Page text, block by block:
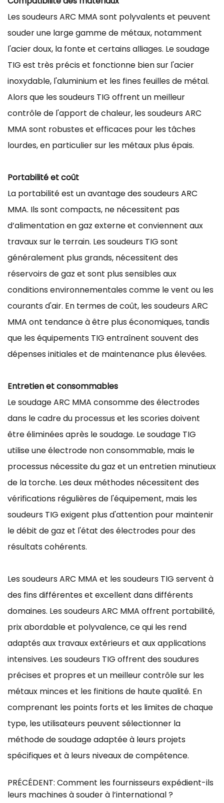
Les soudeurs ARC MMA sont polyvalents et peuvent
souder une large gamme de métaux, notamment
l'acier doux, la fonte et certains alliages. Le soudage
TIG est très précis et fonctionne bien sur l'acier
inoxydable, l'aluminium et les fines feuilles de métal.
Alors que les soudeurs TIG offrent un meilleur
contrôle de l'apport de chaleur, les soudeurs ARC
MMA sont robustes et efficaces pour les tâches
lourdes, en particulier sur les métaux plus épais.
Portabilité et coût
La portabilité est un avantage des soudeurs ARC
MMA. Ils sont compacts, ne nécessitent pas
d’alimentation en gaz externe et conviennent aux
travaux sur le terrain. Les soudeurs TIG sont
généralement plus grands, nécessitent des
réservoirs de gaz et sont plus sensibles aux
conditions environnementales comme le vent ou les
courants d'air. En termes de coût, les soudeurs ARC
MMA ont tendance à être plus économiques, tandis
que les équipements TIG entraînent souvent des
dépenses initiales et de maintenance plus élevées.
Entretien et consommables
Le soudage ARC MMA consomme des électrodes
dans le cadre du processus et les scories doivent
être éliminées après le soudage. Le soudage TIG
utilise une électrode non consommable, mais le
processus nécessite du gaz et un entretien minutieux
de la torche. Les deux méthodes nécessitent des
vérifications régulières de l'équipement, mais les
soudeurs TIG exigent plus d'attention pour maintenir
le débit de gaz et l'état des électrodes pour des
résultats cohérents.
Les soudeurs ARC MMA et les soudeurs TIG servent à
des fins différentes et excellent dans différents
domaines. Les soudeurs ARC MMA offrent portabilité,
prix abordable et polyvalence, ce qui les rend
adaptés aux travaux extérieurs et aux applications
intensives. Les soudeurs TIG offrent des soudures
précises et propres et un meilleur contrôle sur les
métaux minces et les finitions de haute qualité. En
comprenant les points forts et les limites de chaque
type, les utilisateurs peuvent sélectionner la
méthode de soudage adaptée à leurs projets
spécifiques et à leurs niveaux de compétence.
PRÉCÉDENT: Comment les fournisseurs expédient-ils
leurs machines à souder à l’international ?